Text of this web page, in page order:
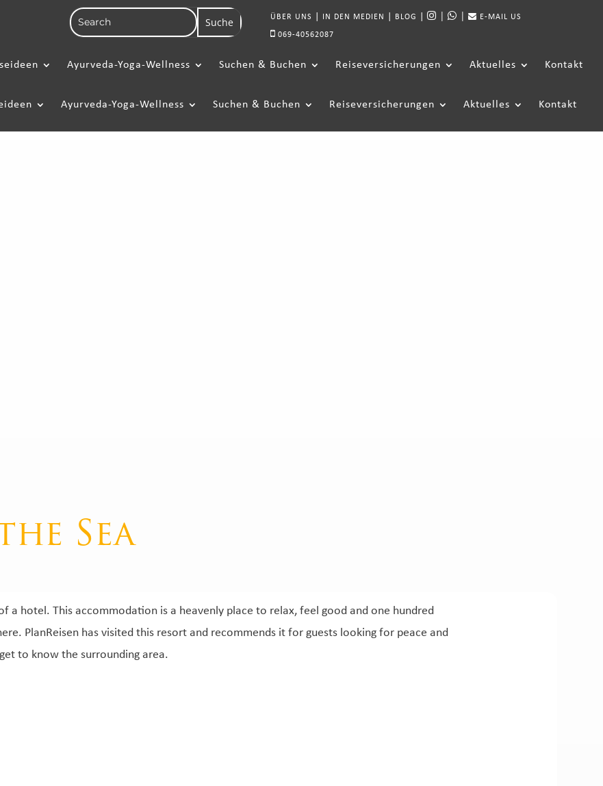
ÜBER UNS IN DEN MEDIEN BLOG | | E-MAIL US
069-40562087
Ayurveda-Yoga-Wellness Suchen & Buchen Reiseversicherungen Aktuelles Kontakt
Ayurveda-Yoga-Wellness Suchen & Buchen Reiseversicherungen Aktuelles Kontakt
Sea
a hotel. This accommodation is a heavenly place to relax, feel good and one hundred
PlanReisen has visited this resort and recommends it for guests looking for peace and
to know the surrounding area.